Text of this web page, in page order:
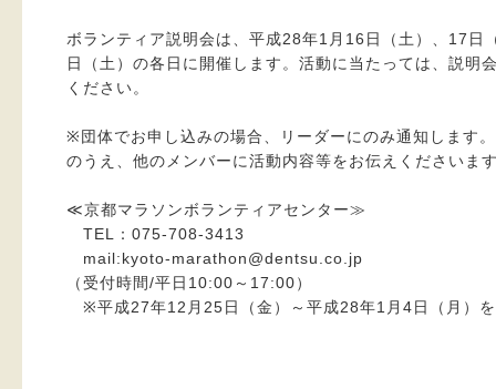
ボランティア説明会は、平成28年1月16日（土）、17
日（土）の各日に開催します。活動に当たっては、説明
ください。
※団体でお申し込みの場合、リーダーにのみ通知します
のうえ、他のメンバーに活動内容等をお伝えくださいま
≪京都マラソンボランティアセンター≫
TEL：075-708-3413
mail:kyoto-marathon@dentsu.co.jp
（受付時間/平日10:00～17:00）
※平成27年12月25日（金）～平成28年1月4日（月）